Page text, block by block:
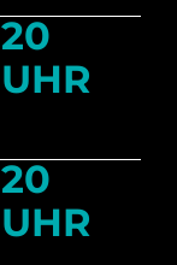
20
UHR
20
UHR